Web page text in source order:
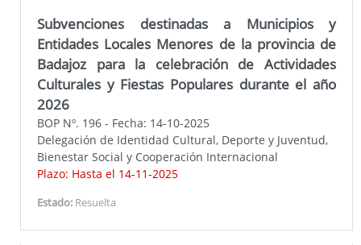
Subvenciones destinadas a Municipios y
Entidades Locales Menores de la provincia de
Badajoz para la celebración de Actividades
Culturales y Fiestas Populares durante el año
2026
BOP Nº. 196 - Fecha: 14-10-2025
Delegación de Identidad Cultural, Deporte y Juventud,
Bienestar Social y Cooperación Internacional
Plazo: Hasta el 14-11-2025
Estado: Resuelta